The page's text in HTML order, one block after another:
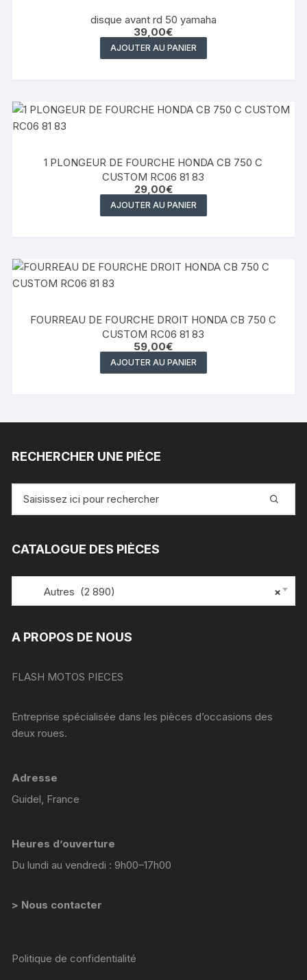
disque avant rd 50 yamaha
39,00€
AJOUTER AU PANIER
1 PLONGEUR DE FOURCHE HONDA CB 750 C
CUSTOM RC06 81 83
29,00€
AJOUTER AU PANIER
FOURREAU DE FOURCHE DROIT HONDA CB 750 C
CUSTOM RC06 81 83
59,00€
AJOUTER AU PANIER
RECHERCHER UNE PIÈCE
pour
CATALOGUE DES PIÈCES
×
Autres (2 890)
A PROPOS DE NOUS
FLASH MOTOS PIECES
Entreprise spécialisée dans les pièces d’occasions des
deux roues.
Adresse
Guidel, France
Heures d’ouverture
Du lundi au vendredi : 9h00–17h00
> Nous contacter
Politique de confidentialité